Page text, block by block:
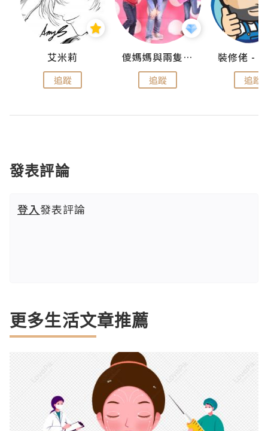
艾米莉
追蹤
儍媽媽與兩隻小魔怪之家
追蹤 追蹤
發表評論
登入發表評論
更多生活文章推薦